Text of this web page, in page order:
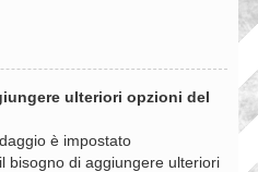
ulteriori opzioni del
è impostato
bisogno di aggiungere ulteriori